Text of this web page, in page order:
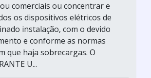
comerciais ou concentrar e
os dispositivos elétricos de
instalação, com o devido
e conforme as normas
que haja sobrecargas. O
U...